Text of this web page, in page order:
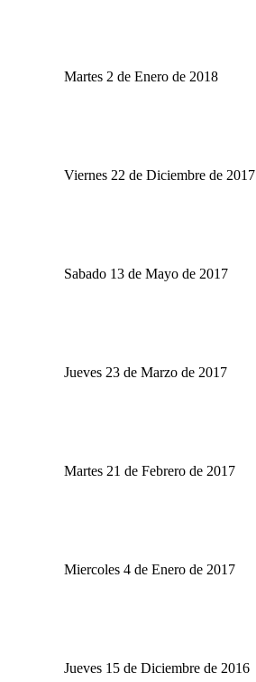
Martes 2 de Enero de 2018
Viernes 22 de Diciembre de 2017
Sabado 13 de Mayo de 2017
Jueves 23 de Marzo de 2017
Martes 21 de Febrero de 2017
Miercoles 4 de Enero de 2017
Jueves 15 de Diciembre de 2016